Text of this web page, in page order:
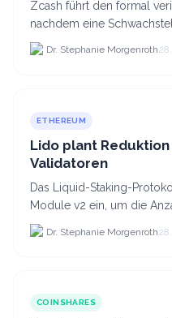
Zcash führt den formal
nachdem eine
Erstellung gefälschter
Dr. Stephanie Morgenroth
ETHEREUM
Lido plant
Validatoren
Das Liquid-Staking-
Module v2 ein, um die
von 880.000 auf etwa 628.
Dr. Stephanie Morgenroth
COINSHARES